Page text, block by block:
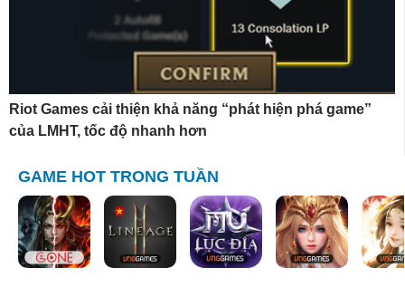
Riot Games cải thiện khả năng “phát hiện phá game”
của LMHT, tốc độ nhanh hơn
GAME HOT TRONG TUẦN